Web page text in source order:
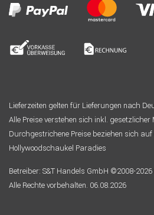
Lieferzeiten gelten für Lieferungen nach
Alle Preise verstehen sich inkl.
Durchgestrichene Preise beziehen sich
Hollywoodschaukel Paradies
Betreiber: S&T Handels GmbH ©2008-
Alle Rechte vorbehalten. 06.08.2026